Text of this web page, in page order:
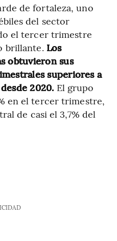
de fortaleza, uno
del sector
el tercer trimestre
brillante. Los
obtuvieron sus
superiores a
2020. El grupo
en el tercer trimestre,
de casi el 3,7% del